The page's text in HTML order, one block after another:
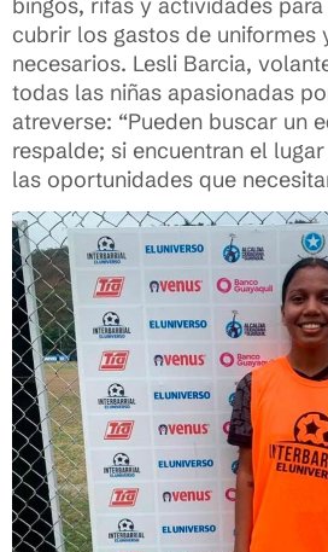
cubrir los gastos de uniformes
necesarios. Lesli Barcia,
todas las niñas apasionadas
atreverse: “Pueden buscar un
respalde; si encuentran el
las oportunidades que